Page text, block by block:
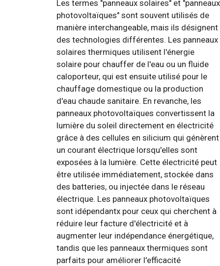
Les termes "panneaux solaires" et "panneaux
photovoltaïques" sont souvent utilisés de
manière interchangeable, mais ils désignent
des technologies différentes. Les panneaux
solaires thermiques utilisent l'énergie
solaire pour chauffer de l'eau ou un fluide
caloporteur, qui est ensuite utilisé pour le
chauffage domestique ou la production
d'eau chaude sanitaire. En revanche, les
panneaux photovoltaïques convertissent la
lumière du soleil directement en électricité
grâce à des cellules en silicium qui génèrent
un courant électrique lorsqu'elles sont
exposées à la lumière. Cette électricité peut
être utilisée immédiatement, stockée dans
des batteries, ou injectée dans le réseau
électrique. Les panneaux photovoltaïques
sont idépendantx pour ceux qui cherchent à
réduire leur facture d'électricité et à
augmenter leur indépendance énergétique,
tandis que les panneaux thermiques sont
parfaits pour améliorer l'efficacité